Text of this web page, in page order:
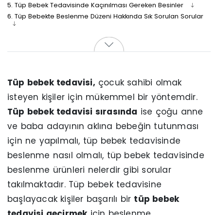
5. Tüp Bebek Tedavisinde Kaçınılması Gereken Besinler
6. Tüp Bebekte Beslenme Düzeni Hakkında Sık Sorulan Sorular
Tüp bebek tedavisi, çocuk sahibi olmak
isteyen kişiler için mükemmel bir yöntemdir.
Tüp bebek tedavisi sırasında ise çoğu anne
ve baba adayının aklına bebeğin tutunması
için ne yapılmalı, tüp bebek tedavisinde
beslenme nasıl olmalı, tüp bebek tedavisinde
beslenme ürünleri nelerdir gibi sorular
takılmaktadır. Tüp bebek tedavisine
başlayacak kişiler başarılı bir tüp bebek